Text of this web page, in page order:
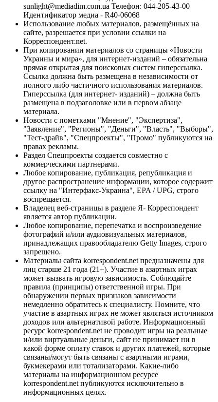
sunlight@mediadim.com.ua Телефон: 044-205-43-00
Идентификатор медиа - R40-06068
Использование любых материалов, размещённых на
сайте, разрешается при условии ссылки на
Корреспондент.net.
При копировании материалов со страницы «Новости
Украины и мира», для интернет-изданий – обязательна
прямая открытая для поисковых систем гиперссылка.
Ссылка должна быть размещена в независимости от
полного либо частичного использования материалов.
Гиперссылка (для интернет- изданий) – должна быть
размещена в подзаголовке или в первом абзаце
материала.
Новости с пометками "Мнение", "Экспертиза",
"Заявление", "Регионы", "Деньги", "Власть", "Выборы",
"Тест-драйв", "Спецпроекты", "Промо" публикуются на
правах рекламы.
Раздел Спецпроекты создается совместно с
коммерческими партнерами.
Любое копирование, публикация, републикация и
другое распространение информации, которое содержит
ссылку на "Интерфакс-Украина", EPA / UPG, строго
воспрещается.
Владелец веб-страницы в разделе Я- Корреспондент
является автор публикации.
Любое копирование, перепечатка и воспроизведение
фотографий и/или аудиовизуальных материалов,
принадлежащих правообладателю Getty Images, строго
запрещено.
Материалы сайта korrespondent.net предназначены для
лиц старше 21 года (21+). Участие в азартных играх
может вызвать игровую зависимость. Соблюдайте
правила (принципы) ответственной игры. При
обнаружении первых признаков зависимости
немедленно обратитесь к специалисту. Помните, что
участие в азартных играх не может являться источником
доходов или альтернативой работе. Информационный
ресурс korrespondent.net не проводит игры на реальные
и/или виртуальные деньги, сайт не принимает ни в
какой форме оплату ставок и других платежей, которые
связаны/могут быть связаны с азартными играми,
букмекерами или тотализаторами. Какие-либо
материалы на информационном ресурсе
korrespondent.net публикуются исключительно в
информационных целях.